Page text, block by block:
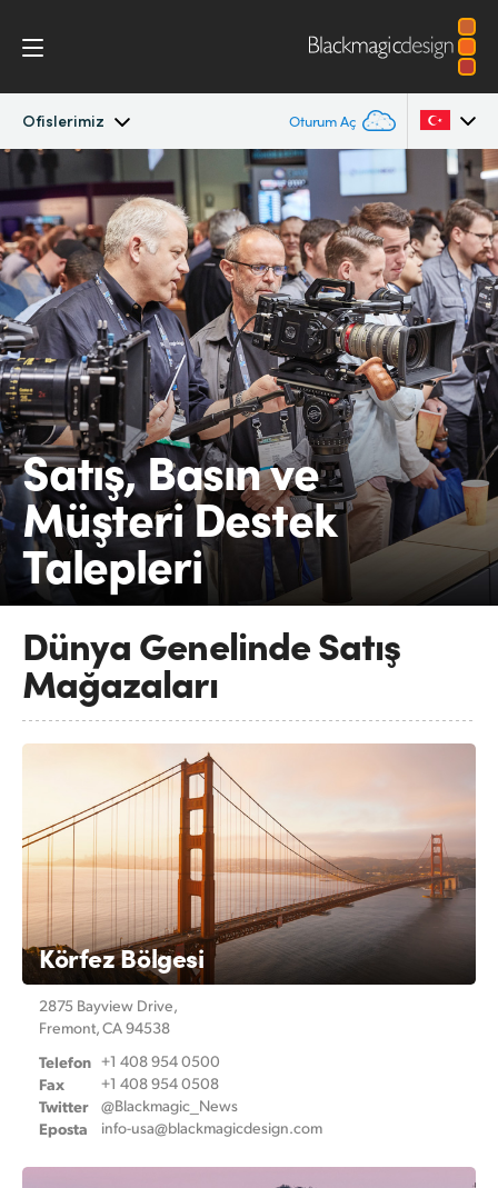
Ofislerimiz Oturum Aç
Firma
Ofislerimiz
İş Ortaklarımız
Argentina
Australia
Austria
Brazil
Canada
China
Denmark
Finland
France
Hong Kong SAR, China
India
Japan
Korea
Malaysia
Netherlands
Norway
Poland
Satış, Basın ve
Müşteri Destek
Talepleri
Dünya Genelinde Satış
Mağazaları
Körfez Bölgesi
2875 Bayview Drive,
Fremont, CA 94538
Telefon
Fax
Twitter
Eposta
+1 408 954 0500
+1 408 954 0508
@Blackmagic_News
info-usa@blackmagicdesign.com